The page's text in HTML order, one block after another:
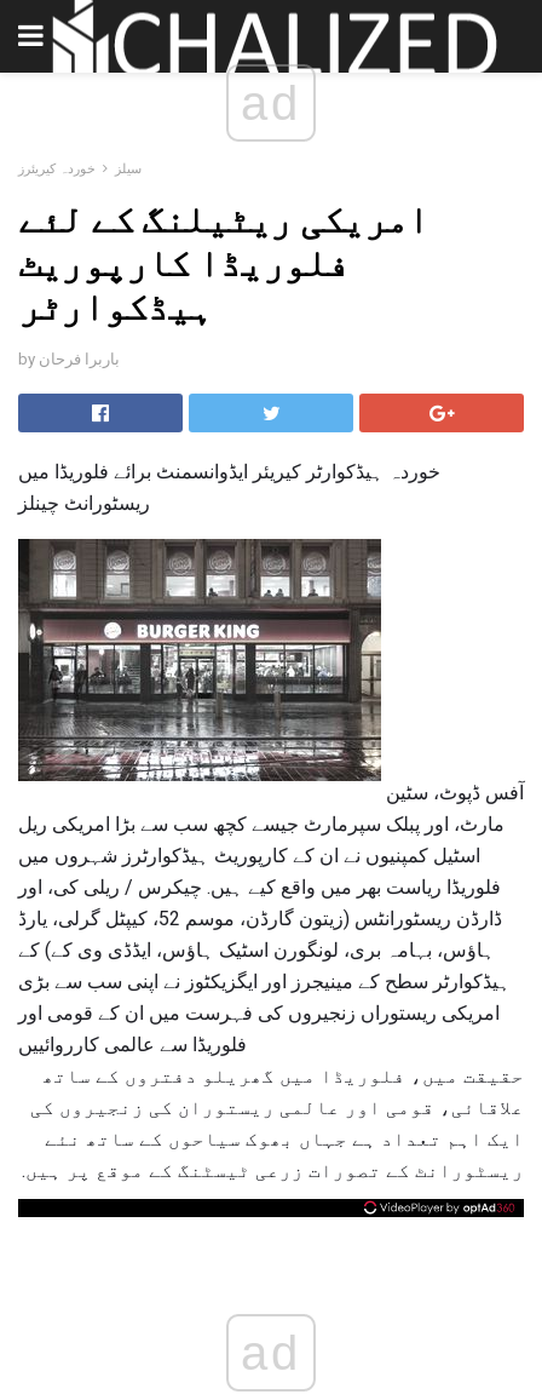
ad
سیلز خوردہ کیریئرز
امریکی ریٹیلنگ کے لئے
فلوریڈا کارپوریٹ
ہیڈکوارٹر
by باربرا فرحان
خوردہ ہیڈکوارٹر کیریئر ایڈوانسمنٹ برائے فلوریڈا میں
ریسٹورانٹ چینلز
مارٹ، اور پبلک سپرمارٹ جیسے کچھ سب سے بڑا امریکی ریل
اسٹیل کمپنیوں نے ان کے کارپوریٹ ہیڈکوارٹرز شہروں میں
فلوریڈا ریاست بھر میں واقع کیے ہیں. چیکرس / ریلی کی، اور
ڈارڈن ریسٹورانٹس (زیتون گارڈن، موسم 52، کیپٹل گرلی، یارڈ
ہاؤس، بہامہ بری، لونگورن اسٹیک ہاؤس، ایڈڈی وی کے) کے
ہیڈکوارٹر سطح کے مینیجرز اور ایگزیکٹوز نے اپنی سب سے بڑی
امریکی ریستوراں زنجیروں کی فہرست میں ان کے قومی اور
فلوریڈا سے عالمی کارروائییں
حقیقت میں، فلوریڈا میں گھریلو دفتروں کے ساتھ
علاقائی، قومی اور عالمی ریستوران کی زنجیروں کی
ایک اہم تعداد ہے جہاں بھوک سیاحوں کے ساتھ نئے
ریسٹورانٹ کے تصورات زرعی ٹیسٹنگ کے موقع پر ہیں.
ad